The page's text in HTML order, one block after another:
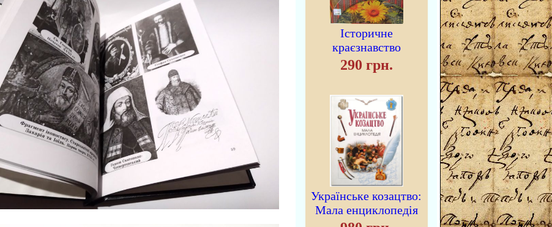
Історичне
краєзнавство
290 грн.
Українське козацтво:
Мала енциклопедія